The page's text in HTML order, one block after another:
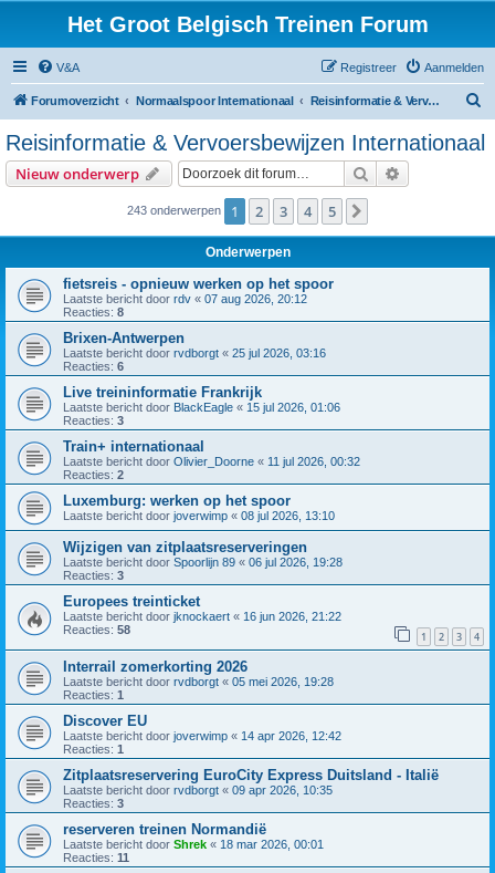
Het Groot Belgisch Treinen Forum
V&A Aanmelden
Registreer
Forumoverzicht Normaalspoor Internationaal Reisinformatie & Vervoersbewijzen Internationaal
e
Reisinformatie & Vervoersbewijzen Internationaal
Nieuw onderwerp Zoek
243 onderwerpen 1 2 3 4 5
Onderwerpen
fietsreis - opnieuw werken op het spoor
Laatste bericht door rdv « 07 aug 2026, 20:12
Reacties: 8
Brixen-Antwerpen
Laatste bericht door rvdborgt « 25 jul 2026, 03:16
Reacties: 6
Live treininformatie Frankrijk
Laatste bericht door BlackEagle « 15 jul 2026, 01:06
Reacties: 3
Train+ internationaal
Laatste bericht door Olivier_Doorne « 11 jul 2026, 00:32
Reacties: 2
Luxemburg: werken op het spoor
Laatste bericht door joverwimp « 08 jul 2026, 13:10
Wijzigen van zitplaatsreserveringen
Laatste bericht door Spoorlijn 89 « 06 jul 2026, 19:28
Reacties: 3
Europees treinticket
Laatste bericht door jknockaert « 16 jun 2026, 21:22
Reacties: 58 1 2 3 4
Interrail zomerkorting 2026
Laatste bericht door rvdborgt « 05 mei 2026, 19:28
Reacties: 1
Discover EU
Laatste bericht door joverwimp « 14 apr 2026, 12:42
Reacties: 1
Zitplaatsreservering EuroCity Express Duitsland - Italië
Laatste bericht door rvdborgt « 09 apr 2026, 10:35
Reacties: 3
reserveren treinen Normandië
Laatste bericht door Shrek « 18 mar 2026, 00:01
Reacties: 11